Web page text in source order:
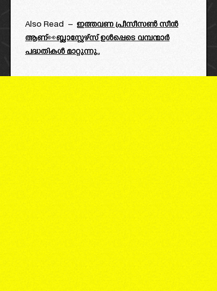
Also Read – ഇത്തവണ പ്രീസീസൺ സീൻ
ആണ്👀ബ്ലാസ്റ്റേഴ്‌സ് ഉൾപ്പെടെ വമ്പന്മാർ
പദ്ധതികൾ മാറ്റുന്നു..